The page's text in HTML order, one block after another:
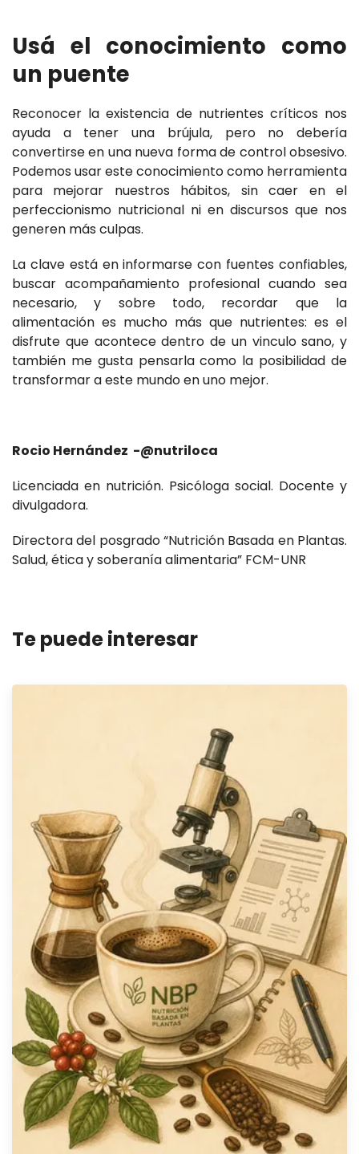
Usá el conocimiento como
un puente
Reconocer la existencia de nutrientes críticos nos
ayuda a tener una brújula, pero no debería
convertirse en una nueva forma de control obsesivo.
Podemos usar este conocimiento como herramienta
para mejorar nuestros hábitos, sin caer en el
perfeccionismo nutricional ni en discursos que nos
generen más culpas.
La clave está en informarse con fuentes confiables,
buscar acompañamiento profesional cuando sea
necesario, y sobre todo, recordar que la
alimentación es mucho más que nutrientes: es el
disfrute que acontece dentro de un vinculo sano, y
también me gusta pensarla como la posibilidad de
transformar a este mundo en uno mejor.
Rocio Hernández -@nutriloca
Licenciada en nutrición. Psicóloga social. Docente y
divulgadora.
Directora del posgrado “Nutrición Basada en Plantas.
Salud, ética y soberanía alimentaria” FCM-UNR
Te puede interesar